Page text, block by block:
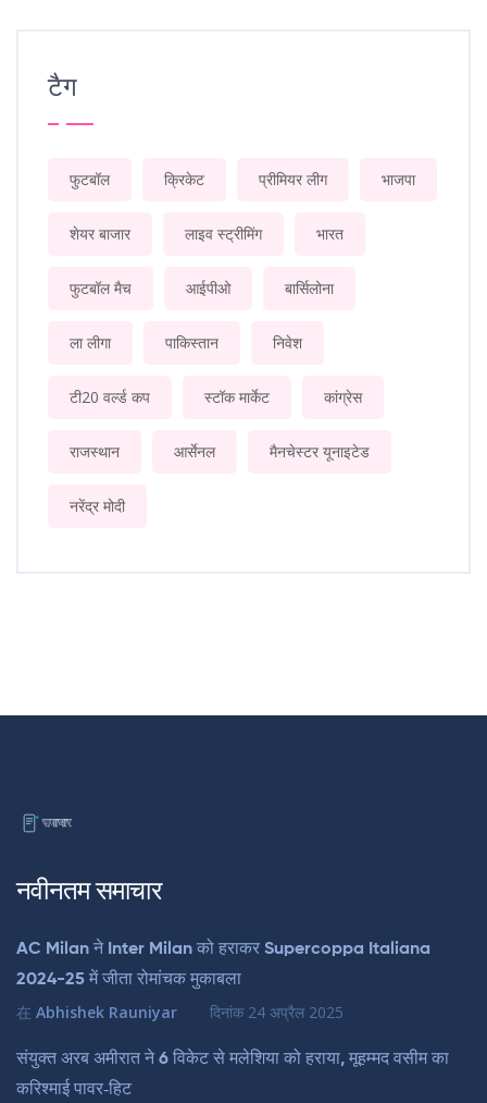
टैग
फुटबॉल क्रिकेट प्रीमियर लीग भाजपा
शेयर बाजार लाइव स्ट्रीमिंग भारत
फुटबॉल मैच आईपीओ बार्सिलोना
ला लीगा पाकिस्तान निवेश
टी20 वर्ल्ड कप स्टॉक मार्केट कांग्रेस
राजस्थान आर्सेनल मैनचेस्टर यूनाइटेड
नरेंद्र मोदी
नवीनतम समाचार
AC Milan ने Inter Milan को हराकर Supercoppa Italiana
2024-25 में जीता रोमांचक मुकाबला
在 Abhishek Rauniyar दिनांक 24 अप्रैल 2025
संयुक्त अरब अमीरात ने 6 विकेट से मलेशिया को हराया, मूहम्मद वसीम का
करिश्माई पावर‑हिट